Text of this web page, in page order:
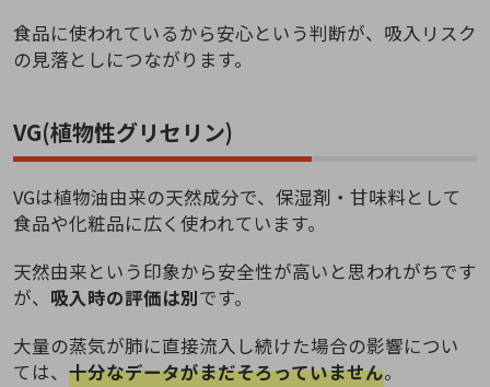
食品に使われているから安心という判断が、吸入リスク
の見落としにつながります。
VG(植物性グリセリン)
VGは植物油由来の天然成分で、保湿剤・甘味料として
食品や化粧品に広く使われています。
天然由来という印象から安全性が高いと思われがちです
が、 吸入時の評価は別です。
大量の蒸気が肺に直接流入し続けた場合の影響につい
ては、 十分なデータがまだそろっていません。